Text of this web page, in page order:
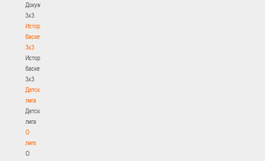
Документы
3х3
История
баскетбола
3х3
История
баскетбола
3х3
Детская
лига
Детская
лига
О
лиге
О